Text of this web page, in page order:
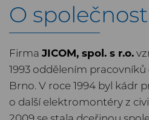
O
Firma JICOM, spol. s r.o.
1993 oddělením
Brno. V roce 1994 byl kádr
o další elektromontéry z